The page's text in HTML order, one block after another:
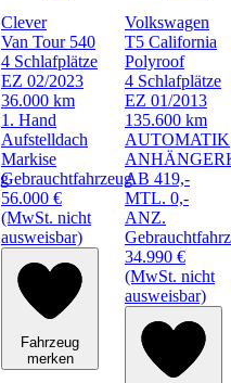
Clever
Van Tour 540
4 Schlafplätze
EZ 02/2023
36.000 km
1. Hand
Aufstelldach
Markise
Gebrauchtfahrzeug
56.000 €
(MwSt. nicht
ausweisbar)
Fahrzeug
merken
Volkswagen
T5 California
Polyroof
4 Schlafplätze
EZ 01/2013
135.600 km
AUTOMATIK
AB 419,-
MTL. 0,-
ANZ.
34.990 €
(MwSt. nicht
ausweisbar)